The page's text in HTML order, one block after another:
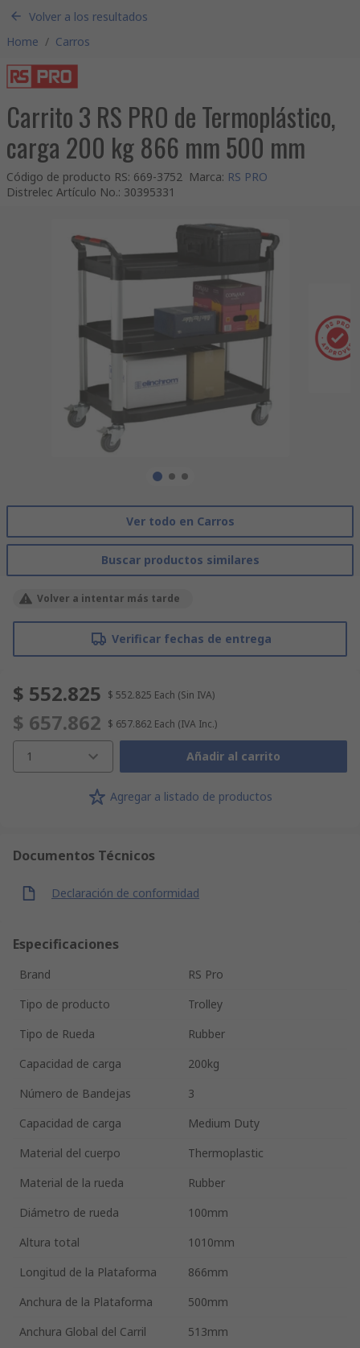
Volver a los resultados
Home / Carros
Carrito 3 RS PRO de Termoplástico,
carga 200 kg 866 mm 500 mm
Código de producto RS: 669-3752 Marca: RS PRO
Distrelec Artículo No.: 30395331
Ver todo en Carros
Buscar productos similares
Volver a intentar más tarde
Verificar fechas de entrega
$ 552.825 $ 552.825 Each (Sin IVA)
$ 657.862 $ 657.862 Each (IVA Inc.)
1 Añadir al carrito
Agregar a listado de productos
Documentos Técnicos
Declaración de conformidad
Especificaciones
Brand
RS Pro
Tipo de producto
Trolley
Tipo de Rueda
Rubber
Capacidad de carga
200kg
Número de Bandejas
3
Capacidad de carga
Medium Duty
Material del cuerpo
Thermoplastic
Material de la rueda
Rubber
Diámetro de rueda
100mm
Altura total
1010mm
Longitud de la Plataforma
866mm
Anchura de la Plataforma
500mm
Anchura Global del Carril
513mm